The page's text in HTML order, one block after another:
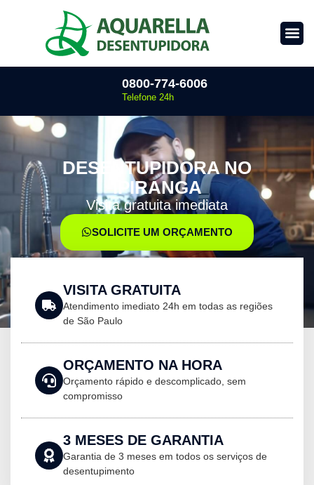
0800-774-6006
Telefone 24h
DESENTUPIDORA NO
IPIRANGA
Visita gratuita imediata
SOLICITE UM ORÇAMENTO
VISITA GRATUITA
Atendimento imediato 24h em todas as regiões
de São Paulo
ORÇAMENTO NA HORA
Orçamento rápido e descomplicado, sem
compromisso
3 MESES DE GARANTIA
Garantia de 3 meses em todos os serviços de
desentupimento